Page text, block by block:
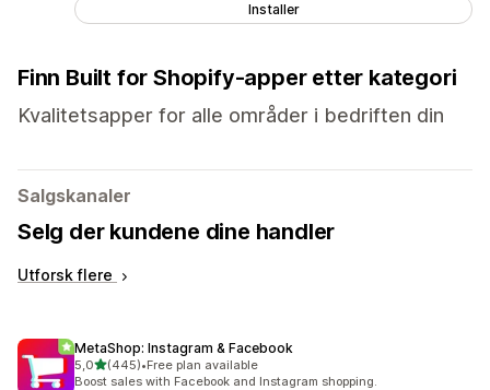
Installer
Finn Built for Shopify-apper etter kategori
Kvalitetsapper for alle områder i bedriften din
Salgskanaler
Selg der kundene dine handler
Utforsk flere
MetaShop: Instagram & Facebook
5,0av 5 stjerner
(445)
Totalt 445 omtaler
•Free plan available
Boost sales with Facebook and Instagram shopping.